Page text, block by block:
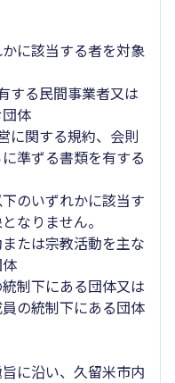
に該当する者を対象
する民間事業者又は
体
に関する規約、会則
準ずる書類を有する
のいずれかに該当す
なりません。
たは宗教活動を主な
制下にある団体又は
の統制下にある団体
旨に沿い、久留米市内